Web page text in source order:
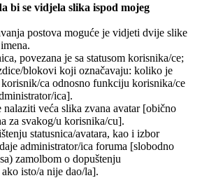
bi se vidjela slika ispod mojeg
postova moguće je vidjeti dvije slike
povezana je sa statusom korisnika/ce;
blokovi koji označavaju: koliko je
korisnik/ca odnosno funkciju korisnika/ce
ica].
nalaziti veća slika zvana avatar [obično
za svakog/u korisnika/cu].
statusnica/avatara, kao i izbor
administrator/ica foruma [slobodno
zamolbom o dopuštenju
ako isto/a nije dao/la].